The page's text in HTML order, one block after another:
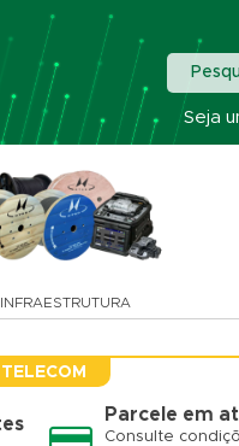
Seja
INFRAESTRUTURA
TELECOM
Parcele em
Consulte